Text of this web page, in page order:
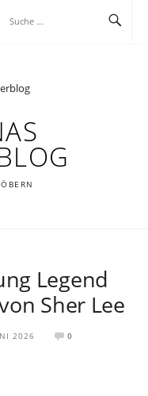
Legend
Sher Lee
2026 0